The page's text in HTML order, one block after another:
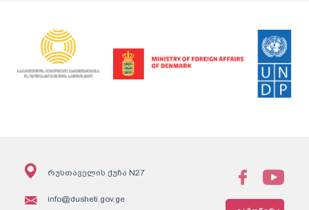
რუსთაველის ქუჩა N27
info@dusheti.gov.ge